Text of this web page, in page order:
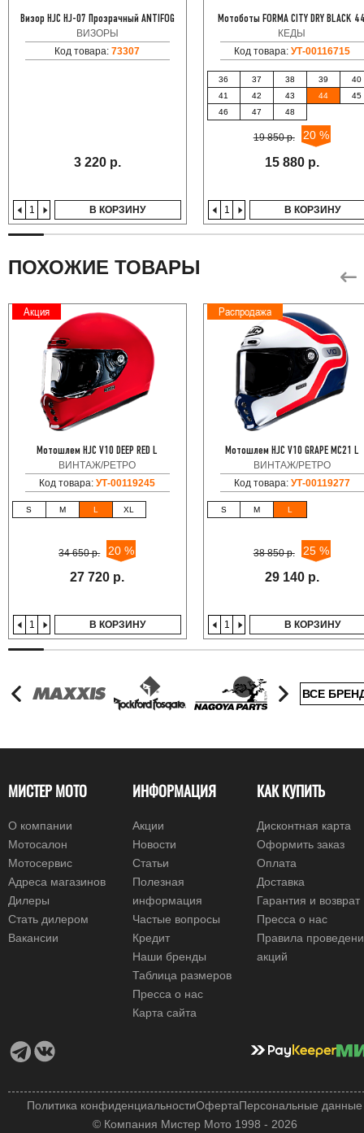
Визор HJC HJ-07 Прозрачный ANTIFOG
ВИЗОРЫ
Код товара:73307
3 220 р.
В КОРЗИНУ
Мотоботы FORMA CITY DRY BLACK
КЕДЫ
Код товара: УТ-00116715
36 37 38 39
40
41
42 43 44
45
46
47 48
19 850 р. 20 %
15 880 р.
В КОРЗИНУ
ПОХОЖИЕ ТОВАРЫ
Акция
Мотошлем HJC V10 DEEP RED L
ВИНТАЖ/РЕТРО
Код товара:УТ-00119245
S M L XL
34 650 р. 20 %
27 720 р.
В КОРЗИНУ
Распродажа
Мотошлем HJC V10 GRAPE MC21 L
ВИНТАЖ/РЕТРО
Код товара: УТ-00119277
S M L
38 850 р. 25 %
29 140 р.
В КОРЗИНУ
ВСЕ
МИСТЕР МОТО
О компании
Мотосалон
Мотосервис
Адреса магазинов
Дилеры
Стать дилером
Вакансии
ИНФОРМАЦИЯ
Акции
Новости
Статьи
Полезная
информация
Частые вопросы
Кредит
Наши бренды
Таблица размеров
Пресса о нас
Карта сайта
КАК КУПИТЬ
Дисконтная карта
Оформить заказ
Оплата
Доставка
Гарантия и возврат
Пресса о нас
Правила
акций
© Компания Мистер Мото 1998 - 2026
Политика конфиденциальностиОфертаПерсональные данные